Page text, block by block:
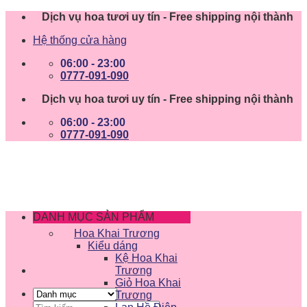
Skip
content
Dịch vụ hoa tươi uy tín - Free shipping nội thành
Hệ thống cửa hàng
06:00 - 23:00
0777-091-090
Dịch vụ hoa tươi uy tín - Free shipping nội thành
06:00 - 23:00
0777-091-090
DANH MỤC SẢN PHẨM
Hoa Khai Trương
Kiểu dáng
Kệ Hoa Khai
Trương
Giỏ Hoa Khai
Trương